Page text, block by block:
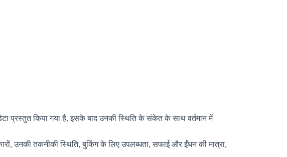
प्रस्तुत किया गया है, इसके बाद उनकी स्थिति के संकेत के साथ वर्तमान में
उनकी तकनीकी स्थिति, बुकिंग के लिए उपलब्धता, सफाई और ईंधन की मात्रा,